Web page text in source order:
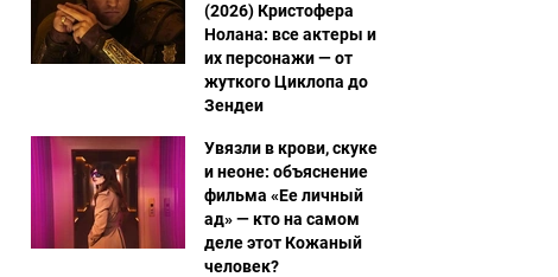
(2026) Кристофера
Нолана: все актеры и
их персонажи — от
жуткого Циклопа до
Зендеи
Увязли в крови, скуке
и неоне: объяснение
фильма «Ее личный
ад» — кто на самом
деле этот Кожаный
человек?